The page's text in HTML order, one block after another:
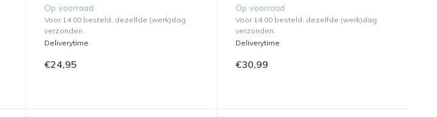
Op voorraad
Voor 14.00 besteld, dezelfde (werk)dag
verzonden.
Deliverytime
€24,95
Op voorraad
Voor 14.00 besteld, dezelfde (werk)dag
verzonden.
Deliverytime
€30,99